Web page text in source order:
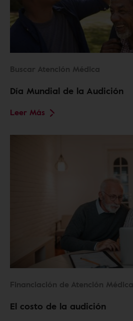
Buscar Atención Médica
Día Mundial de la Audición
Leer Más
Financiación de Atención Médica
El costo de la audición